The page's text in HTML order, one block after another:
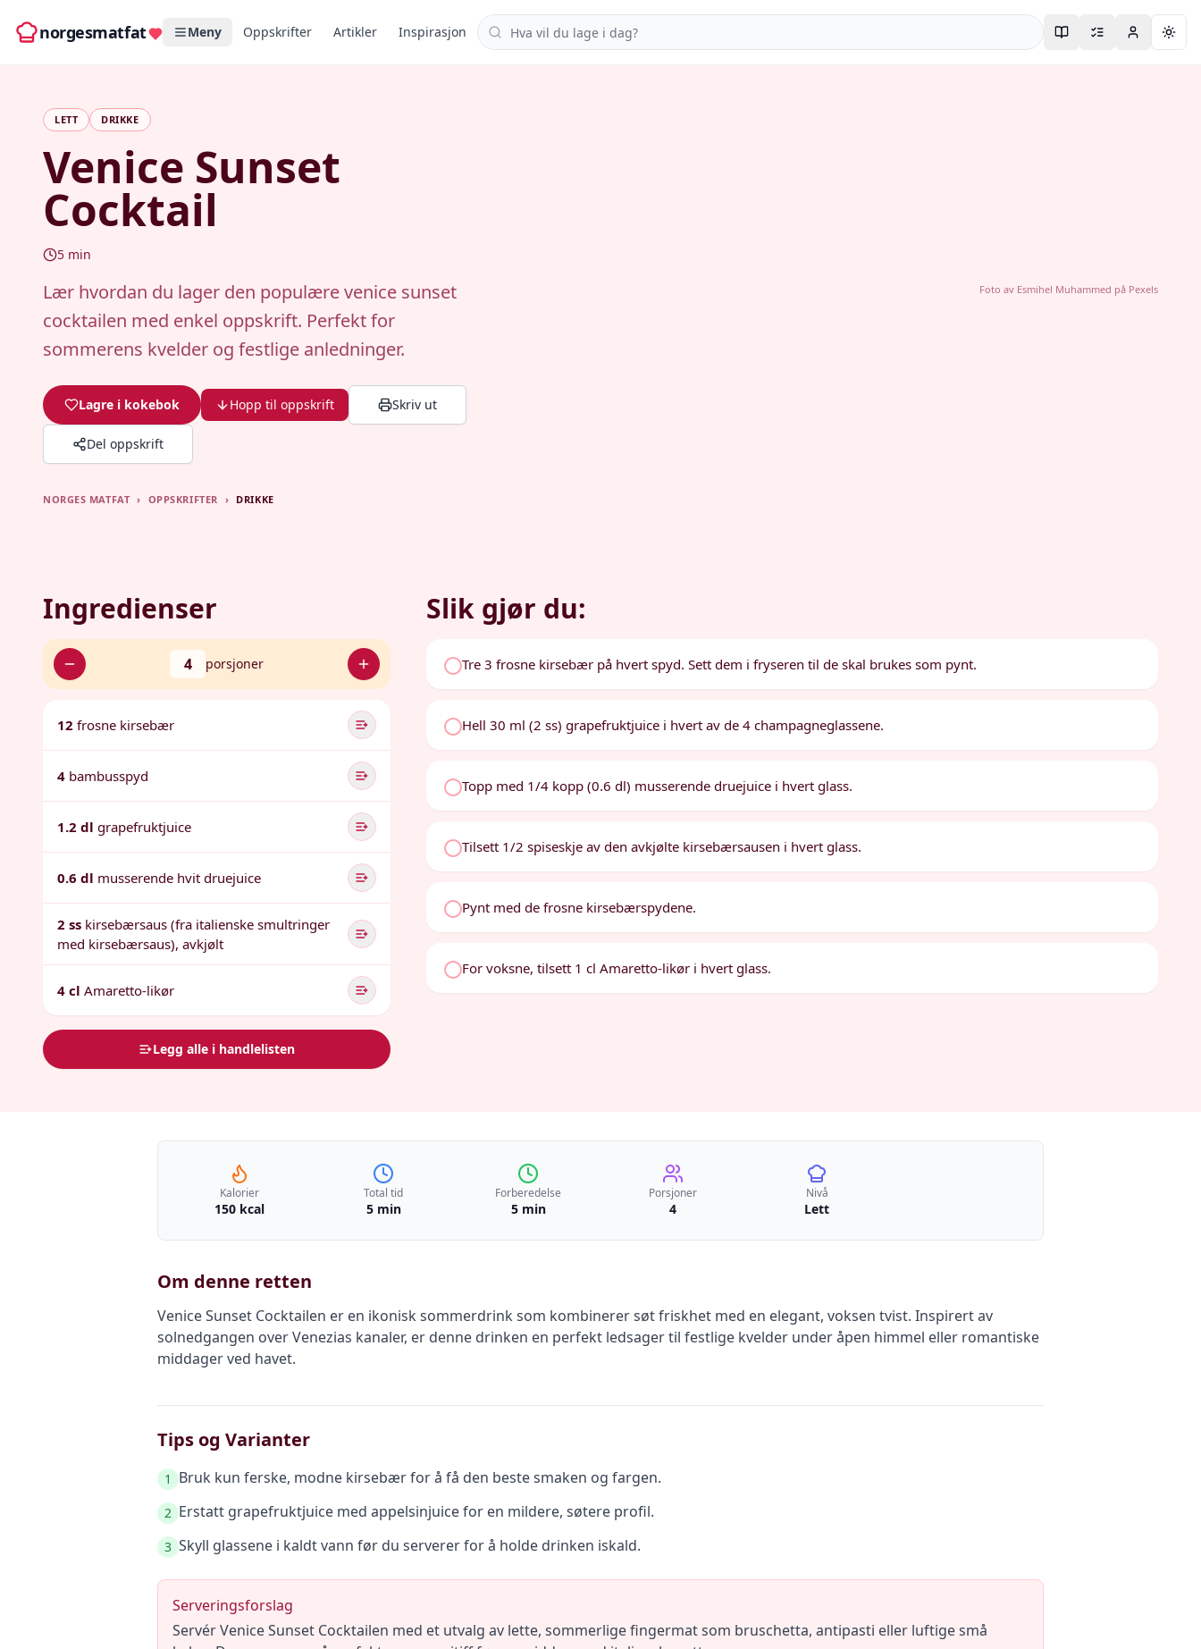
norgesmatfat Meny Oppskrifter Artikler Inspirasjon Søk i oppskrifter
LETT DRIKKE
Venice Sunset
Cocktail
5 min
Lær hvordan du lager den populære venice sunset
cocktailen med enkel oppskrift. Perfekt for
sommerens kvelder og festlige anledninger.
Lagre i kokebok Hopp til oppskrift Skriv ut
Del oppskrift
Foto av Esmihel Muhammed på Pexels
NORGES MATFAT › OPPSKRIFTER › DRIKKE
Ingredienser
4 porsjoner
12 frosne kirsebær
4 bambusspyd
1.2 dl grapefruktjuice
0.6 dl musserende hvit druejuice
2 ss kirsebærsaus (fra italienske smultringer
med kirsebærsaus), avkjølt
4 cl Amaretto-likør
Legg alle i handlelisten
Slik gjør du:
Tre 3 frosne kirsebær på hvert spyd. Sett dem i fryseren til de skal brukes som pynt.
Hell 30 ml (2 ss) grapefruktjuice i hvert av de 4 champagneglassene.
Topp med 1/4 kopp (0.6 dl) musserende druejuice i hvert glass.
Tilsett 1/2 spiseskje av den avkjølte kirsebærsausen i hvert glass.
Pynt med de frosne kirsebærspydene.
For voksne, tilsett 1 cl Amaretto-likør i hvert glass.
Kalorier
150 kcal
Total tid
5 min
Forberedelse
5 min
Porsjoner
4
Nivå
Lett
Om denne retten
Venice Sunset Cocktailen er en ikonisk sommerdrink som kombinerer søt friskhet med en elegant, voksen tvist. Inspirert av
solnedgangen over Venezias kanaler, er denne drinken en perfekt ledsager til festlige kvelder under åpen himmel eller romantiske
middager ved havet.
Tips og Varianter
1 Bruk kun ferske, modne kirsebær for å få den beste smaken og fargen.
2 Erstatt grapefruktjuice med appelsinjuice for en mildere, søtere profil.
3 Skyll glassene i kaldt vann før du serverer for å holde drinken iskald.
Serveringsforslag
Servér Venice Sunset Cocktailen med et utvalg av lette, sommerlige fingermat som bruschetta, antipasti eller luftige små